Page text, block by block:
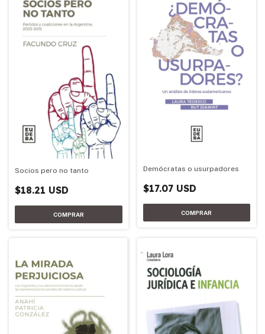
Socios pero no tanto
$18.21 USD
Demócratas o usurpadores
$17.07 USD